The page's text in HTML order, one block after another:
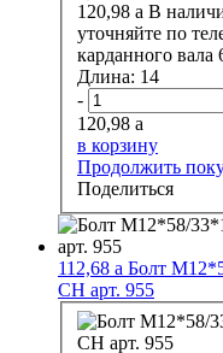
120,98 a В
уточняйте по
Длина: 14
-
120,98 a
в корзину
Продолжить
Поделиться
112,68 a Болт
CH арт. 955